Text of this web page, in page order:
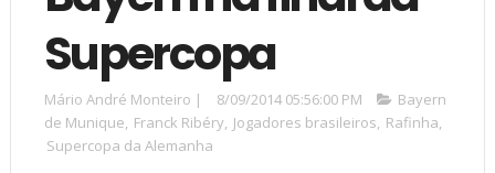
Supercopa
Mário André Monteiro | 8/09/2014 05:56:00 PM
Bayern
de Munique, Franck Ribéry, Jogadores brasileiros, Rafinha,
Supercopa da Alemanha